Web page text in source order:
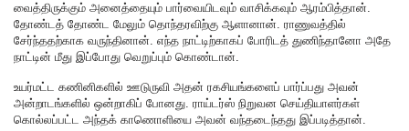
வைத்திருக்கும் அனைத்தையும் பார்வையிடவும் வாசிக்கவும் ஆரம்பித்தான்.
தோண்டத் தோண்ட மேலும் தொந்தரவிற்கு ஆளானான். ராணுவத்தில்
சேர்ந்ததற்காக வருந்தினான். எந்த நாட்டிற்காகப் போரிடத் துணிந்தானோ அதே
நாட்டின் மீது இப்போது வெறுப்பும் கொண்டான்.
உயர்மட்ட கணினிகளில் ஊடுருவி அதன் ரகசியங்களைப் பார்ப்பது அவன்
அன்றாடங்களில் ஒன்றாகிப் போனது. ராய்டர்ஸ் நிறுவன செய்தியாளர்கள்
கொல்லப்பட்ட அந்தக் காணொளியை அவன் வந்தடைந்தது இப்படித்தான்.